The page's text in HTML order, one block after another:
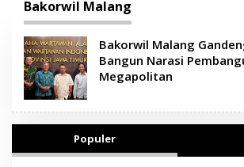
Bakorwil Malang
Bakorwil Malang
Bangun Narasi
Megapolitan
Populer